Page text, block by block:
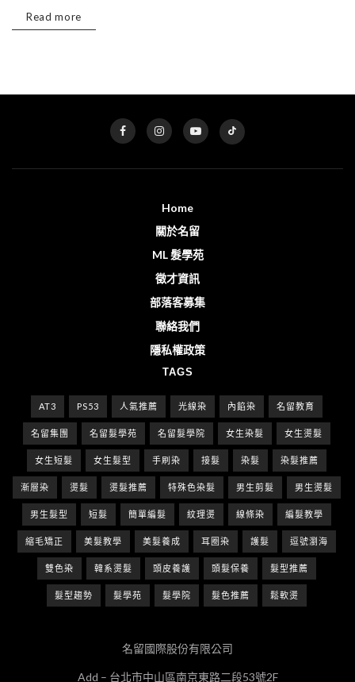
Read more
Home
關於名留
ML 髮學苑
徵才資訊
部落客募集
聯絡我們
隱私權政策
TAGS
AT3 PS53 人氣推薦 光線染 內餡染 名留教育
名留集團 名留髮學苑 名留髮學院 女生染髮 女生燙髮
女生短髮 女生髮型 手刷染 接髮 染髮 染髮推薦
漸層染 燙髮 燙髮推薦 特殊色染髮 男生剪髮 男生燙髮
男生髮型 短髮 簡單編髮 紋理燙 線條染 編髮教學
縮毛矯正 美髮教學 美髮養成 耳圈染 護髮 逗號瀏海
雙色染 韓系燙髮 頭皮養護 頭髮保養 髮型推薦
髮型趨勢 髮學苑 髮學院 髮色推薦 鬆軟燙
名留國際股份有限公司
Add – 台北市中山區南京東路二段53號2F